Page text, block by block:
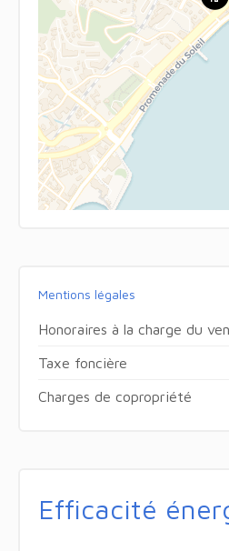
Mentions légales
Honoraires à la charge du
Taxe foncière
Charges de copropriété
Efficacité